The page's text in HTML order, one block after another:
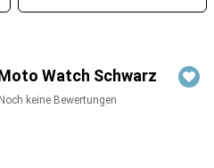
Watch Schwarz
Noch keine Bewertungen